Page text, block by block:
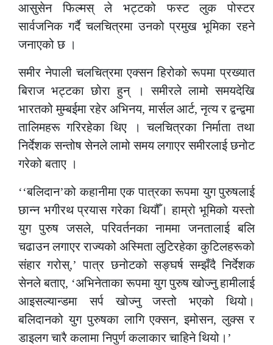
आसुसेन फिल्मस् ले भट्टको फस्ट लुक पोस्टर
सार्वजनिक गर्दै चलचित्रमा उनको प्रमुख भूमिका रहने
जनाएको छ ।
समीर नेपाली चलचित्रमा एक्सन हिरोको रूपमा प्रख्यात
बिराज भट्टका छोरा हुन् । समीरले लामो समयदेखि
भारतको मुम्बईमा रहेर अभिनय, मार्सल आर्ट, नृत्य र द्वन्द्वमा
तालिमहरू गरिरहेका थिए । चलचित्रका निर्माता तथा
निर्देशक सन्तोष सेनले लामो समय लगाएर समीरलाई छनोट
गरेको बताए ।
‘‘बलिदान’को कहानीमा एक पात्रका रूपमा युग पुरुषलाई
छान्न भगीरथ प्रयास गरेका थियौँ। हाम्रो भूमिको यस्तो
युग पुरुष जसले, परिवर्तनका नाममा जनतालाई बलि
चढाउन लगाएर राज्यको अस्मिता लुटिरहेका कुटिलहरूको
संहार गरोस्,’ पात्र छनोटको सङ्घर्ष सम्झँदै निर्देशक
सेनले बताए, ‘अभिनेताका रूपमा युग पुरुष खोज्नु हामीलाई
आइसल्यान्डमा सर्प खोज्नु जस्तो भएको थियो।
बलिदानको युग पुरुषका लागि एक्सन, इमोसन, लुक्स र
डाइलग चारै कलामा निपुर्ण कलाकार चाहिने थियो।’